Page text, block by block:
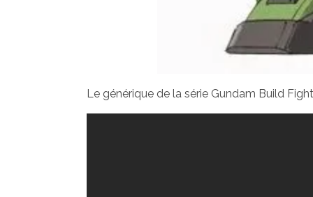
Le générique de la série Gundam Build